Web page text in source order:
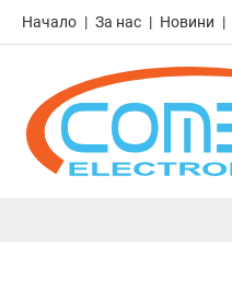
Начало За нас Новини